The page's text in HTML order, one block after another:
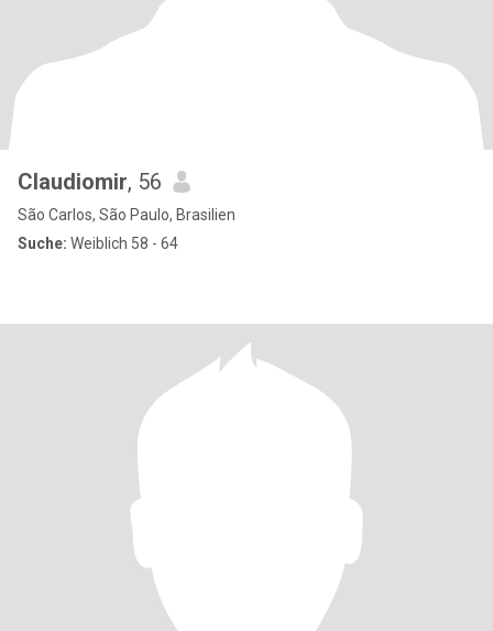
Claudiomir, 56
São Carlos, São Paulo, Brasilien
Suche: Weiblich 58 - 64